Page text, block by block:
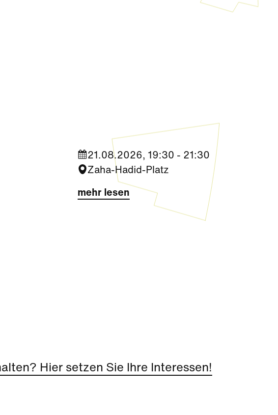
21.08.2026, 19:30 - 21:30
Zaha-Hadid-Platz
mehr lesen
Hier setzen Sie Ihre Interessen!